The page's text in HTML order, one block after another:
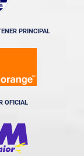
PRINCIPAL
OFICIAL